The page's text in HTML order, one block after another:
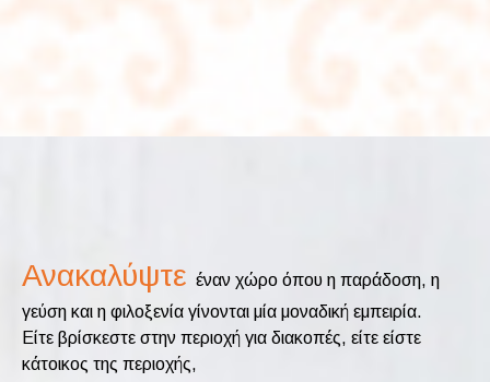
Ανακαλύψτε έναν χώρο όπου η παράδοση, η
γεύση και η φιλοξενία γίνονται μία μοναδική εμπειρία.
Είτε βρίσκεστε στην περιοχή για διακοπές, είτε είστε
κάτοικος της περιοχής,